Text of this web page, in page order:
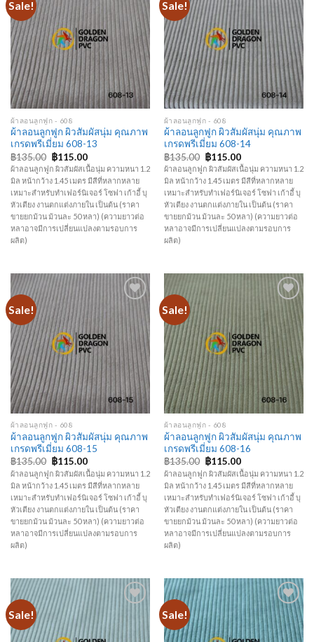
Sale!
Add to
Wishlist
ผ้าลอนลูกฟูก - 608
ผ้าลอนลูกฟูก ผิวสัมผัสนุ่ม คุณภาพ
เกรดพรีเมี่ยม 608-13
฿135.00 ฿115.00
ผ้าลอนลูกฟูก ผิวสัมผัสเนื้อนุ่ม ความหนา 1.2
มิล หน้ากว้าง 1.45 เมตร มีสีที่หลากหลาย
เหมาะสำหรับทำเฟอร์นิเจอร์ โซฟา เก้าอี้ บุ
หัวเตียง งานตกแต่งภายใน เป็นต้น (ราคา
ขายยกม้วน ม้วนละ 50 หลา) (ความยาวต่อ
หลาอาจมีการเปลี่ยนแปลงตามรอบการ
ผลิต)
Sale!
Add to
Wishlist
ผ้าลอนลูกฟูก - 608
ผ้าลอนลูกฟูก ผิวสัมผัสนุ่ม คุณภาพ
เกรดพรีเมี่ยม 608-14
฿135.00 ฿115.00
ผ้าลอนลูกฟูก ผิวสัมผัสเนื้อนุ่ม ความหนา 1.2
มิล หน้ากว้าง 1.45 เมตร มีสีที่หลากหลาย
เหมาะสำหรับทำเฟอร์นิเจอร์ โซฟา เก้าอี้ บุ
หัวเตียง งานตกแต่งภายใน เป็นต้น (ราคา
ขายยกม้วน ม้วนละ 50 หลา) (ความยาวต่อ
หลาอาจมีการเปลี่ยนแปลงตามรอบการ
ผลิต)
Sale!
Add to
Wishlist
ผ้าลอนลูกฟูก - 608
ผ้าลอนลูกฟูก ผิวสัมผัสนุ่ม คุณภาพ
เกรดพรีเมี่ยม 608-15
฿135.00 ฿115.00
ผ้าลอนลูกฟูก ผิวสัมผัสเนื้อนุ่ม ความหนา 1.2
มิล หน้ากว้าง 1.45 เมตร มีสีที่หลากหลาย
เหมาะสำหรับทำเฟอร์นิเจอร์ โซฟา เก้าอี้ บุ
หัวเตียง งานตกแต่งภายใน เป็นต้น (ราคา
ขายยกม้วน ม้วนละ 50 หลา) (ความยาวต่อ
หลาอาจมีการเปลี่ยนแปลงตามรอบการ
ผลิต)
Sale!
Add to
Wishlist
ผ้าลอนลูกฟูก - 608
ผ้าลอนลูกฟูก ผิวสัมผัสนุ่ม คุณภาพ
เกรดพรีเมี่ยม 608-16
฿135.00 ฿115.00
ผ้าลอนลูกฟูก ผิวสัมผัสเนื้อนุ่ม ความหนา 1.2
มิล หน้ากว้าง 1.45 เมตร มีสีที่หลากหลาย
เหมาะสำหรับทำเฟอร์นิเจอร์ โซฟา เก้าอี้ บุ
หัวเตียง งานตกแต่งภายใน เป็นต้น (ราคา
ขายยกม้วน ม้วนละ 50 หลา) (ความยาวต่อ
หลาอาจมีการเปลี่ยนแปลงตามรอบการ
ผลิต)
Sale! Sale!
Add to
Wishlist